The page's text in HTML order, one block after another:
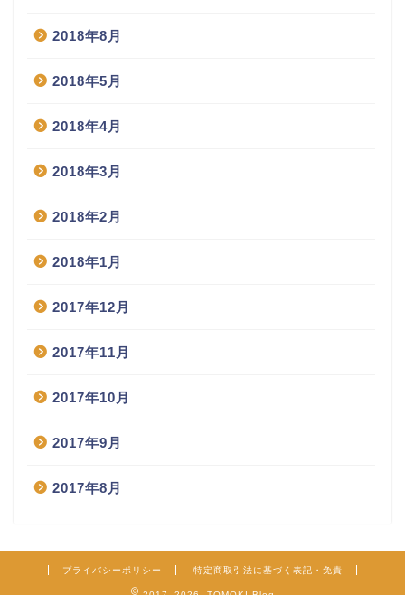
2018年8月
2018年5月
2018年4月
2018年3月
2018年2月
2018年1月
2017年12月
2017年11月
2017年10月
2017年9月
2017年8月
プライバシーポリシー 特定商取引法に基づく表記・免責